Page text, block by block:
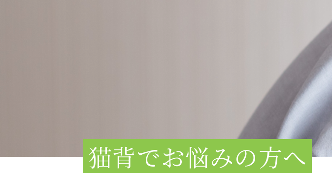
猫背でお悩みの方へ